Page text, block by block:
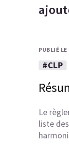
PUBLIÉ
#CLP
Le
liste